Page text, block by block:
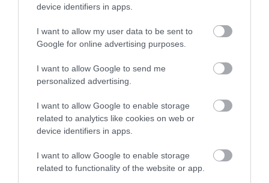
device identifiers in apps.
I want to allow my user data to be sent to
Google for online advertising purposes.
I want to allow Google to send me
personalized advertising.
I want to allow Google to enable storage
related to analytics like cookies on web or
device identifiers in apps.
I want to allow Google to enable storage
related to functionality of the website or app.
25
MEGOSZTÁS
HULLADÉK ÚJRAHASZNOSÍTÁS